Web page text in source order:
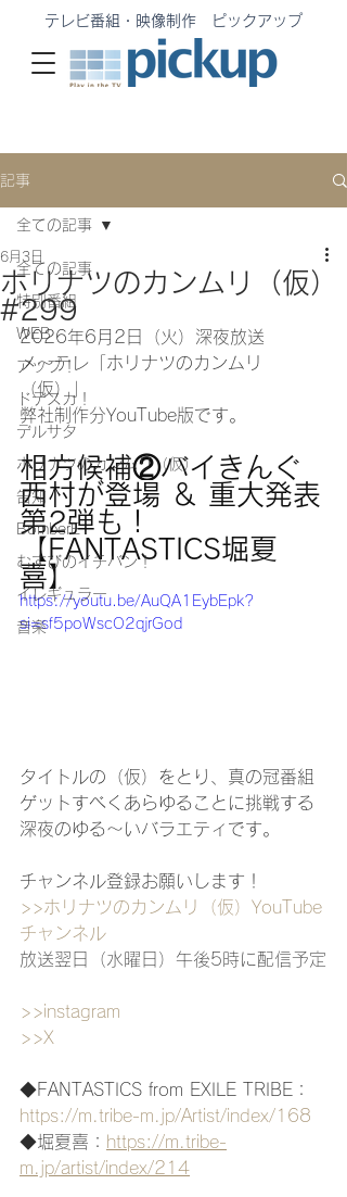
テレビ番組・映像制作 ピックアップ
記事
全ての記事
特別番組
WEB
アップ！
ドデスカ！
デルサタ
ホリナツのカンムリ（仮）
告知
BomberE
むすびのイチバン！
イレギュラー
音楽
全ての記事
ホリナツのカンムリ（仮）
#299
6月3日
2026年6月2 日（火）深夜放送
メ〜テレ「ホリナツのカンムリ
（仮）」
弊社制作分YouTube版です。
相方候補②バイきんぐ
西村が登場 ＆ 重大発表
第2弾も！
【FANTASTICS堀夏
喜】
https://youtu.be/AuQA1EybEpk?
si=sf5poWscO2qjrGod
タイトルの（仮）をとり、真の冠番組
ゲットすべくあらゆることに挑戦する
深夜のゆる〜いバラエティです。
チャンネル登録お願いします！
>>ホリナツのカンムリ（仮） YouTube
チャンネル
放送翌日（水曜日）午後5時に配信予定
>>instagram
>>X
◆FANTASTICS from EXILE TRIBE：
https://m.tribe-m.jp/Artist/index/168
◆堀夏喜： https://m.tribe-
m.jp/artist/index/214